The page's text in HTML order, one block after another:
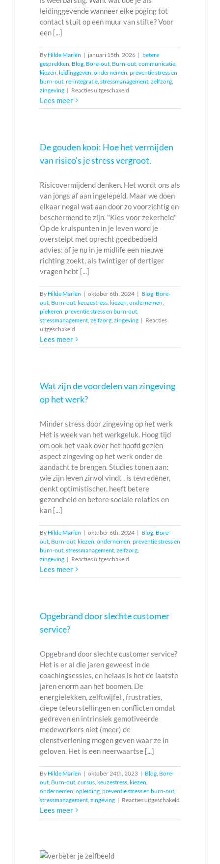
leidinggevende wanneer elke poging tot
contact stuit op een muur van stilte? Voor
een [...]
By Hilde Mariën | januari 15th, 2026 | betere
gesprekken, Blog, Bore-out, Burn-out, communicatie,
kiezen, leidinggeven, ondernemen, preventie stress en
burn-out, re-integratie, stressmanagement, zelfzorg,
zingeving | Reacties uitgeschakeld
integratie
waarom
je
medewerker
mijdt
Lees meer
De gouden kooi: Hoe het vermijden
van risico’s je stress vergroot.
Risicovermijdend denken. Het wordt ons als
van jongs af aan ingelepeld. Maar we doen
elkaar nogal wat aan door zo voorzichtig en
beschermend te zijn. "Kies voor zekerheid"
Op de kruispunten in je leven word je
overstelpt met oprecht goedbedoeld
advies: of je nu in je midlife een nieuwe
richting zoekt, als twintiger of dertiger
vragen hebt [...]
By Hilde Mariën | oktober 6th, 2024 | Blog, Bore-
out, Burn-out, keuzestress, kiezen, ondernemen,
piekeren, preventie stress en burn-out,
stressmanagement, zelfzorg, zingeving | Reacties
uitgeschakeld
De
gouden
vermijden
van
risico’s
vergroot.
Lees meer
Wat zijn de voordelen van zingeving
op het werk?
Minder stress door zingeving op het werk
Het is week van het werkgeluk. Hoog tijd
om ook het vaak over het hoofd gezien
aspect zingeving op het werk onder de
aandacht te brengen. Studies tonen aan:
wie zijn leven zinvol vindt , is tevredener,
denkt optimistischer, heeft betere
gezondheid en betere sociale relaties en
kan [...]
By Hilde Mariën | oktober 6th, 2024 | Blog, Bore-
out, Burn-out, kiezen, ondernemen, preventie stress en
burn-out, stressmanagement, zelfzorg,
zingeving | Reacties uitgeschakeld
zijn
zingeving
op
Lees meer
Opgebrand door slechte customer
service?
Opgebrand door slechte customer service?
Het is er al die jaren geweest in de
coachingsessies, en helaas is het de laatste
jaren enorm aan het boomen. De
energielekken, zelftwijfel , frustraties,
diepe teleurstellingen en conflicten omdat
gedreven en intrinsiek gemotiveerde
medewerkers niet (meer) de
dienstverlening mogen geven waar ze in
geloven. Het is een neerwaartse [...]
By Hilde Mariën | oktober 24th, 2023 | Blog, Bore-
out, Burn-out, cursus, keuzestress, kiezen,
ondernemen, opleiding, preventie stress en burn-out,
stressmanagement, zingeving | Reacties uitgeschakeld
door
Lees meer